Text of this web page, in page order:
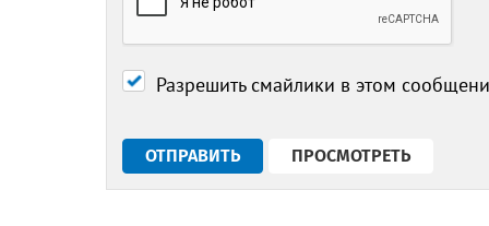
Разрешить смайлики в этом